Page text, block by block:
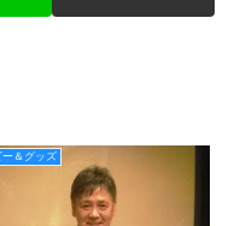
ー＆グッズ